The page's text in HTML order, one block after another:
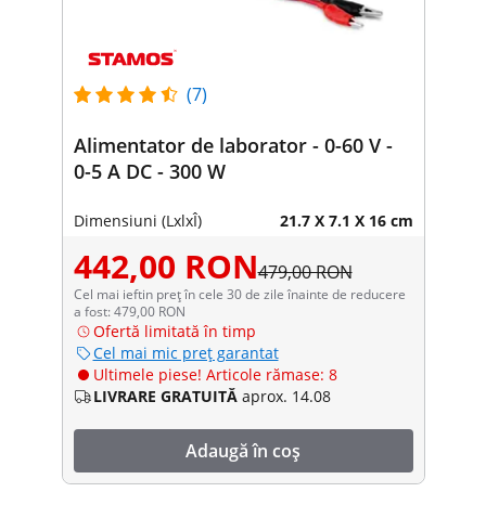
(7)
Alimentator de laborator - 0-60 V -
0-5 A DC - 300 W
Dimensiuni (LxlxÎ) 21.7 X 7.1 X 16 cm
442,00 RON479,00 RON
Cel mai ieftin preț în cele 30 de zile înainte de reducere
a fost: 479,00 RON
Ofertă limitată în timp
Cel mai mic preț garantat
Ultimele piese! Articole rămase: 8
LIVRARE GRATUITĂ aprox. 14.08
Adaugă în coș